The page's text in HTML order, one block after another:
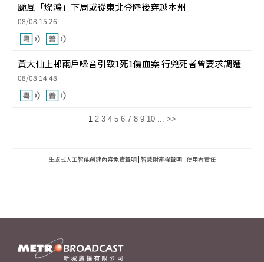
颱風「燦鴻」下周或從東北登陸後穿越本州
08/08 15:26
黃大仙上邨兩戶噪音引致1死1傷血案 行兇死者曾要求調遷
08/08 14:48
1 2 3 4 5 6 7 8 9 10 ... >>
生成式人工智能創建內容免責聲明 | 智慧財產權聲明 | 使用者責任